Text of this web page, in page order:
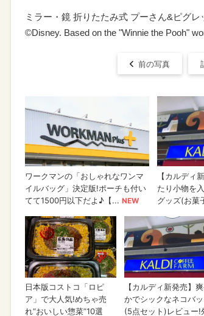
ミラー・鏡 折りたたみ式 プーさん&ピグ
©Disney. Based on the "Winnie the Pooh"
前の写真